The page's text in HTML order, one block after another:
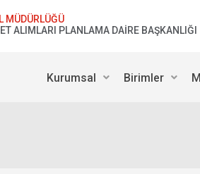
MÜDÜRLÜĞÜ
ALIMLARI PLANLAMA DAİRE BAŞKANLIĞI
Kurumsal Birimler